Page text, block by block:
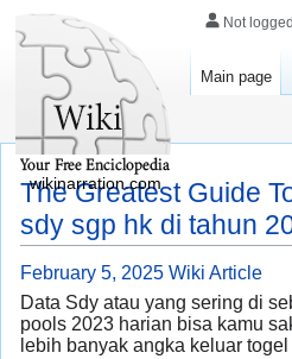
The Greatest Guide
sdy sgp hk di tahun
February 5, 2025 Wiki Article
Data Sdy atau yang sering di
pools 2023 harian bisa kamu
lebih banyak angka keluar
Not
Main page
wikinarration.com